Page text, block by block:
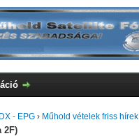
- EPG › Műhold vételek friss hírek
2F)